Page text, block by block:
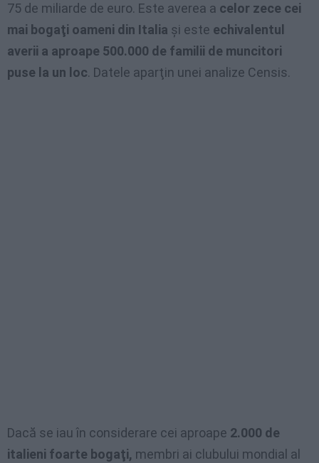
75 de miliarde de euro. Este averea a celor zece cei
mai bogaţi oameni din Italia şi este echivalentul
averii a aproape 500.000 de familii de muncitori
puse la un loc. Datele aparţin unei analize Censis.
Dacă se iau în considerare cei aproape 2.000 de
italieni foarte bogaţi, membri ai clubului mondial al